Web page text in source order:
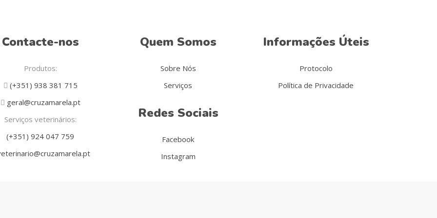
Contacte-nos
Produtos:
(+351) 938 381 715
geral@cruzamarela.pt
Serviços veterinários:
(+351) 924 047 759
Quem Somos
Sobre Nós
Serviços
Redes Sociais
Facebook
Instagram
Informações Úteis
Protocolo
Política de Privacidade